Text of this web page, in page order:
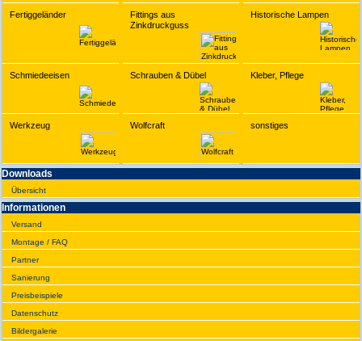
Fertiggeländer
Fittings aus
Zinkdruckguss
Historische Lampen
Schmiedeeisen Schrauben & Dübel Kleber, Pflege
Werkzeug Wolfcraft sonstiges
Downloads
Übersicht
Infor­ma­tionen
Versand
Montage / FAQ
Partner
Sanie­rung
Preis­beispiele
Daten­schutz
Bilder­galerie